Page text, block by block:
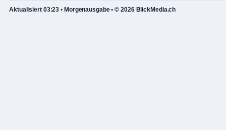
Aktualisiert 03:23 • Morgenausgabe • © 2026 BlickMedia.ch